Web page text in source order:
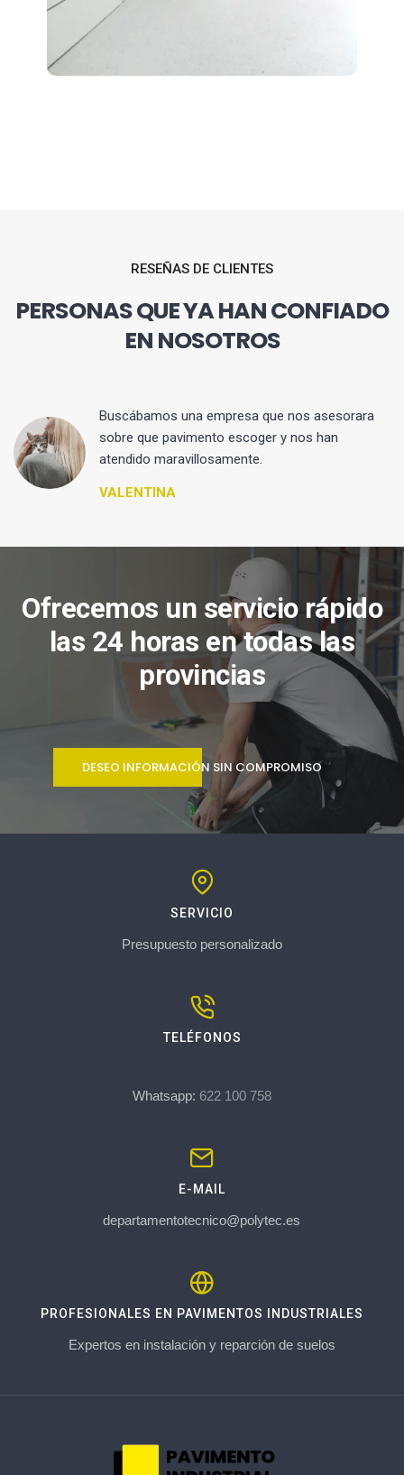
RESEÑAS DE CLIENTES
PERSONAS QUE YA HAN CONFIADO
EN NOSOTROS
Buscábamos una empresa que nos asesorara
sobre que pavimento escoger y nos han
atendido maravillosamente.
VALENTINA
Ofrecemos un servicio rápido
las 24 horas en todas las
provincias
DESEO INFORMACIÓN SIN COMPROMISO
SERVICIO
Presupuesto personalizado
TELÉFONOS
Whatsapp: 622 100 758
E-MAIL
departamentotecnico@polytec.es
PROFESIONALES EN PAVIMENTOS INDUSTRIALES
Expertos en instalación y reparción de suelos